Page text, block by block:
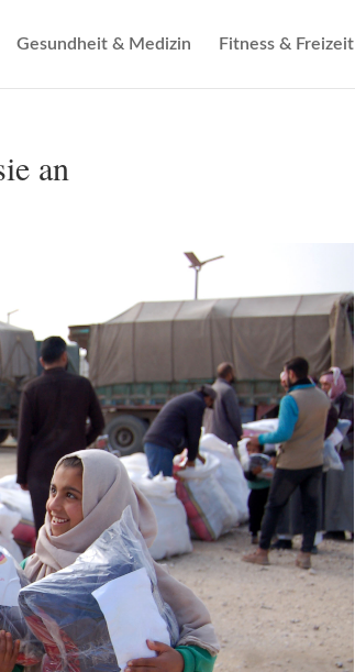
Gesundheit & Medizin Fitness & Freizeit
an